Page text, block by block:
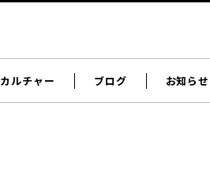
カルチャー ブログ お知らせ